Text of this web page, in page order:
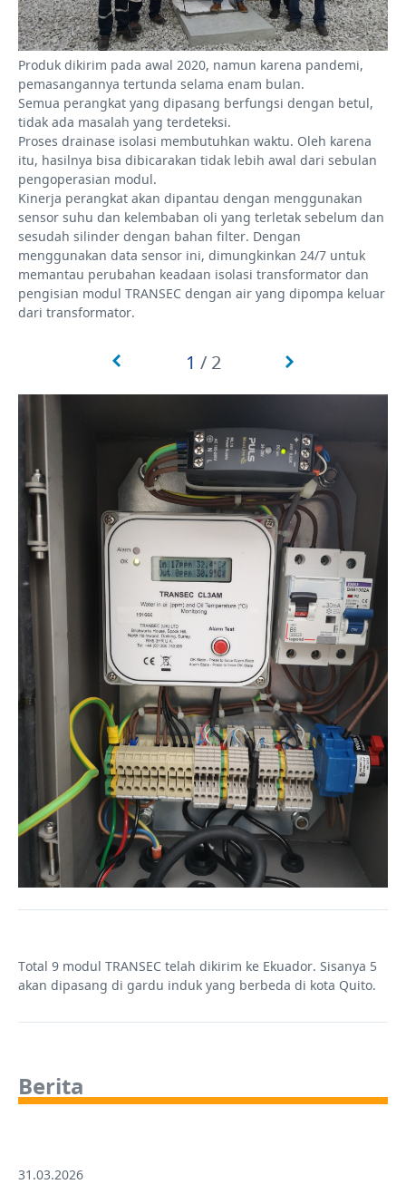
Produk dikirim pada awal 2020, namun karena pandemi,
pemasangannya tertunda selama enam bulan.
Semua perangkat yang dipasang berfungsi dengan betul,
tidak ada masalah yang terdeteksi.
Proses drainase isolasi membutuhkan waktu. Oleh karena
itu, hasilnya bisa dibicarakan tidak lebih awal dari sebulan
pengoperasian modul.
Kinerja perangkat akan dipantau dengan menggunakan
sensor suhu dan kelembaban oli yang terletak sebelum dan
sesudah silinder dengan bahan filter. Dengan
menggunakan data sensor ini, dimungkinkan 24/7 untuk
memantau perubahan keadaan isolasi transformator dan
pengisian modul TRANSEC dengan air yang dipompa keluar
dari transformator.
1 / 2
Total 9 modul TRANSEC telah dikirim ke Ekuador. Sisanya 5
akan dipasang di gardu induk yang berbeda di kota Quito.
Berita
31.03.2026